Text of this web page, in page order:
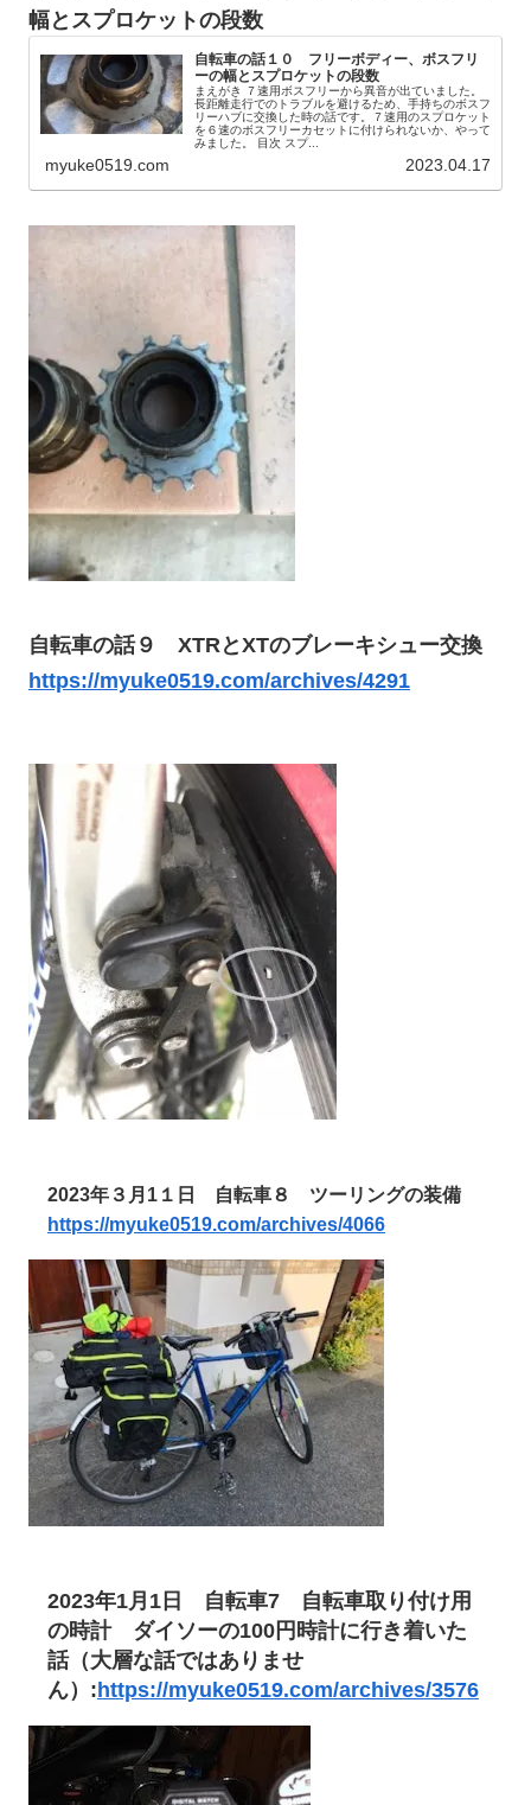
幅とスプロケットの段数
自転車の話１０ フリーボディー、ボスフリ
ーの幅とスプロケットの段数
まえがき ７速用ボスフリーから異音が出ていました。
長距離走行でのトラブルを避けるため、手持ちのボスフ
リーハブに交換した時の話です。７速用のスプロケット
を６速のボスフリーカセットに付けられないか、やって
みました。 目次 スプ...
myuke0519.com 2023.04.17
自転車の話９ XTRとXTのブレーキシュー交換
https://myuke0519.com/archives/4291
2023年３月1１日
自転車８ ツーリングの装備
https://myuke0519.com/archives/4066
2023年1月1日 自転車7 自転車取り付け用
の時計 ダイソーの100円時計に行き着いた
話（大層な話ではありませ
ん）:https://myuke0519.com/archives/3576